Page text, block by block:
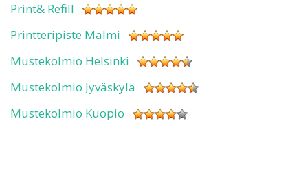
Print& Refill
Printteripiste Malmi
Mustekolmio Helsinki
Mustekolmio Jyväskylä
Mustekolmio Kuopio